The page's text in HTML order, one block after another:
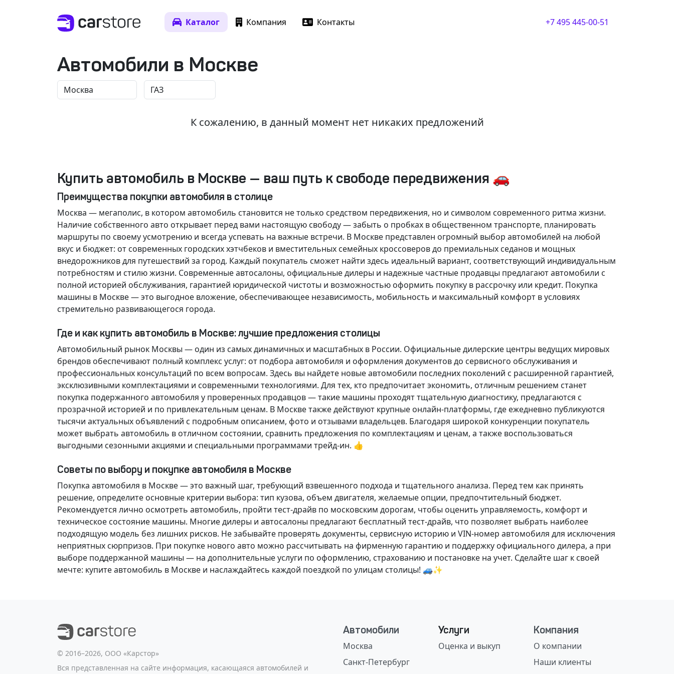
Каталог Компания Контакты +7 495 445-00-51
Автомобили в Москве
К сожалению, в данный момент нет никаких предложений
Купить автомобиль в Москве — ваш путь к свободе передвижения 🚗
Преимущества покупки автомобиля в столице
Москва — мегаполис, в котором автомобиль становится не только средством передвижения, но и символом современного ритма жизни.
Наличие собственного авто открывает перед вами настоящую свободу — забыть о пробках в общественном транспорте, планировать
маршруты по своему усмотрению и всегда успевать на важные встречи. В Москве представлен огромный выбор автомобилей на любой
вкус и бюджет: от современных городских хэтчбеков и вместительных семейных кроссоверов до премиальных седанов и мощных
внедорожников для путешествий за город. Каждый покупатель сможет найти здесь идеальный вариант, соответствующий индивидуальным
потребностям и стилю жизни. Современные автосалоны, официальные дилеры и надежные частные продавцы предлагают автомобили с
полной историей обслуживания, гарантией юридической чистоты и возможностью оформить покупку в рассрочку или кредит. Покупка
машины в Москве — это выгодное вложение, обеспечивающее независимость, мобильность и максимальный комфорт в условиях
стремительно развивающегося города.
Где и как купить автомобиль в Москве: лучшие предложения столицы
Автомобильный рынок Москвы — один из самых динамичных и масштабных в России. Официальные дилерские центры ведущих мировых
брендов обеспечивают полный комплекс услуг: от подбора автомобиля и оформления документов до сервисного обслуживания и
профессиональных консультаций по всем вопросам. Здесь вы найдете новые автомобили последних поколений с расширенной гарантией,
эксклюзивными комплектациями и современными технологиями. Для тех, кто предпочитает экономить, отличным решением станет
покупка подержанного автомобиля у проверенных продавцов — такие машины проходят тщательную диагностику, предлагаются с
прозрачной историей и по привлекательным ценам. В Москве также действуют крупные онлайн-платформы, где ежедневно публикуются
тысячи актуальных объявлений с подробным описанием, фото и отзывами владельцев. Благодаря широкой конкуренции покупатель
может выбрать автомобиль в отличном состоянии, сравнить предложения по комплектациям и ценам, а также воспользоваться
выгодными сезонными акциями и специальными программами трейд-ин. 👍
Советы по выбору и покупке автомобиля в Москве
Покупка автомобиля в Москве — это важный шаг, требующий взвешенного подхода и тщательного анализа. Перед тем как принять
решение, определите основные критерии выбора: тип кузова, объем двигателя, желаемые опции, предпочтительный бюджет.
Рекомендуется лично осмотреть автомобиль, пройти тест-драйв по московским дорогам, чтобы оценить управляемость, комфорт и
техническое состояние машины. Многие дилеры и автосалоны предлагают бесплатный тест-драйв, что позволяет выбрать наиболее
подходящую модель без лишних рисков. Не забывайте проверять документы, сервисную историю и VIN-номер автомобиля для исключения
неприятных сюрпризов. При покупке нового авто можно рассчитывать на фирменную гарантию и поддержку официального дилера, а при
выборе поддержанной машины — на дополнительные услуги по оформлению, страхованию и постановке на учет. Сделайте шаг к своей
мечте: купите автомобиль в Москве и наслаждайтесь каждой поездкой по улицам столицы! 🚙✨
©️ 2016–2026, ООО «Карстор»
Вся представленная на сайте информация, касающаяся автомобилей и
Автомобили
Москва
Санкт-Петербург
Услуги
Оценка и выкуп
Компания
О компании
Наши клиенты